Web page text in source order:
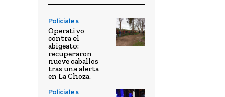
Policiales
Operativo
contra el
abigeato:
recuperaron
nueve caballos
tras una alerta
en La Choza.
Policiales